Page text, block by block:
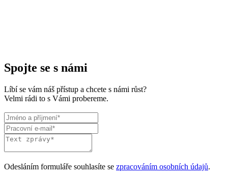
Spojte se s námi
Líbí se vám náš přístup a chcete s námi růst?
Velmi rádi to s Vámi probereme.
Odesláním formuláře souhlasíte se zpracováním osobních údajů.